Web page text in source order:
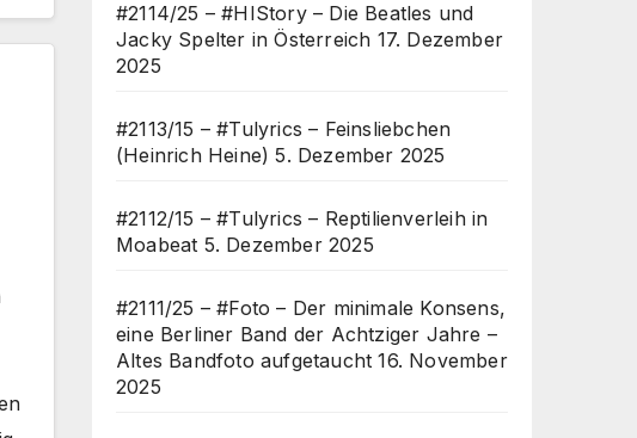
#2114/25 – #HIStory – Die Beatles und
Jacky Spelter in Österreich 17. Dezember
2025
#2113/15 – #Tulyrics – Feinsliebchen
(Heinrich Heine) 5. Dezember 2025
#2112/15 – #Tulyrics – Reptilienverleih in
Moabeat 5. Dezember 2025
#2111/25 – #Foto – Der minimale Konsens,
eine Berliner Band der Achtziger Jahre –
Altes Bandfoto aufgetaucht 16. November
2025